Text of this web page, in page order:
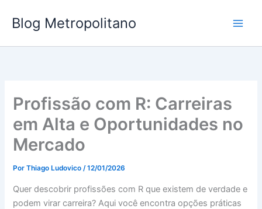
para
conteúdo
Blog Metropolitano
Profissão com R: Carreiras
em Alta e Oportunidades no
Mercado
PorThiago Ludovico/12/01/2026
Quer descobrir profissões com R que existem de verdade e
podem virar carreira? Aqui você encontra opções práticas